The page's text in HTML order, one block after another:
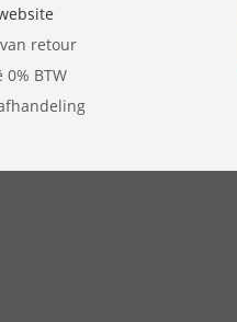
retour
BTW